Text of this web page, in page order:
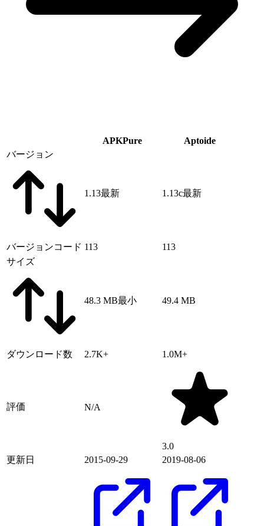
APKPure
Aptoide
バージョン
1.13最新 1.13c最新
バージョンコード 113
113
サイズ
48.3 MB最小 49.4 MB
ダウンロード数 2.7K+ 1.0M+
評価 N/A
3.0
更新日
2015-09-29 2019-08-06